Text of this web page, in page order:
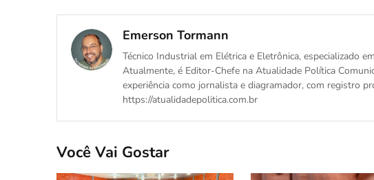
Emerson Tormann
Técnico Industrial em Elétrica e Eletrônica, especializado
Atualmente, é Editor-Chefe na Atualidade Política
experiência como jornalista e diagramador, com registro
https://atualidadepolitica.com.br
Você Vai Gostar